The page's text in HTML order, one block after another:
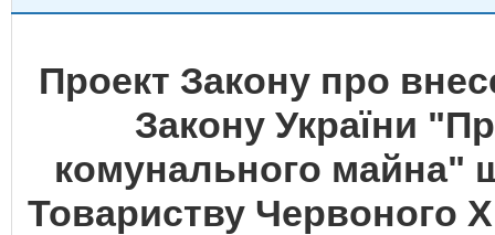
Проект Закону про
Закону України
комунального майна"
Товариству Червоного